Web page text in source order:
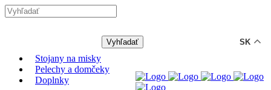
Stojany na misky
Pelechy a domčeky
Doplnky
SK
-12% ZĽAVA s kódom "LETO12" ☀️